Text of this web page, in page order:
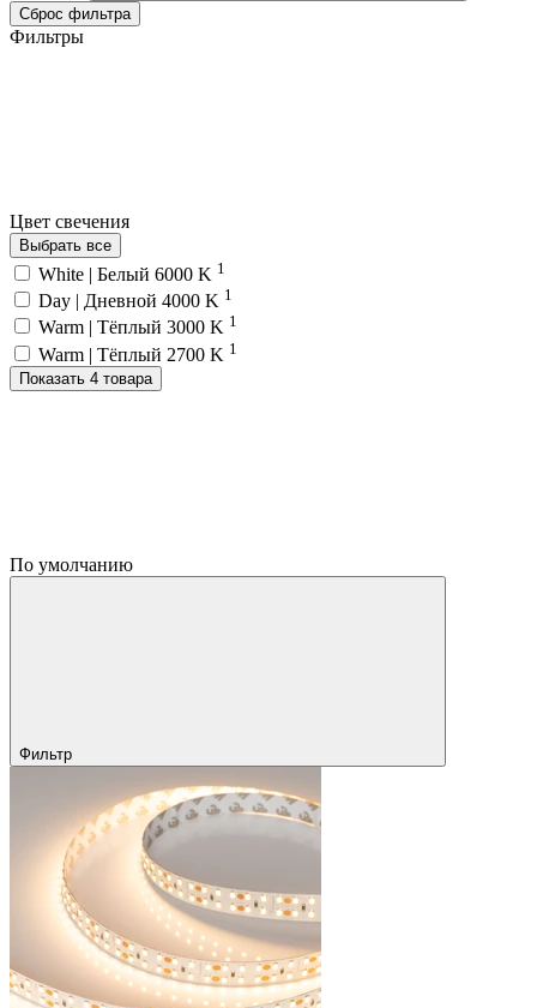
Сброс фильтра
Фильтры
Цвет свечения
Выбрать все
White | Белый 6000 K 1
Day | Дневной 4000 K 1
Warm | Тёплый 3000 K 1
Warm | Тёплый 2700 K 1
Показать 4 товара
По умолчанию
Фильтр